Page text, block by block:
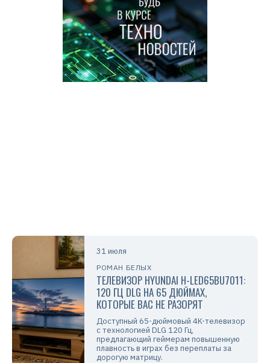
31 июля
РОМАН БЕЛЫХ
ТЕЛЕВИЗОР HYUNDAI H-LED65BU7011:
120 ГЦ DLG НА 65 ДЮЙМАХ,
КОТОРЫЕ ВАС НЕ РАЗОРЯТ
Доступный 65-дюймовый 4K-телевизор
с технологией DLG 120 Гц,
предлагающий геймерам повышенную
плавность в играх без переплаты за
дорогую матрицу.